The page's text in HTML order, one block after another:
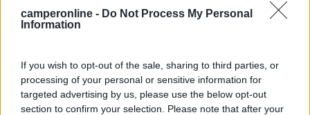
camperonline - Do Not Process My Personal
Information
If you wish to opt-out of the sale, sharing to third parties, or
processing of your personal or sensitive information for
targeted advertising by us, please use the below opt-out
section to confirm your selection. Please note that after your
Area di sosta (AA)
Gasthof Dorfheuriger Rom Thomas
8 4
Servizi / Posizione